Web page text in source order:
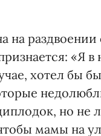
на
«Я
хотел бы
но не
мамы на